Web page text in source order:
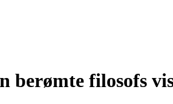
berømte filosofs